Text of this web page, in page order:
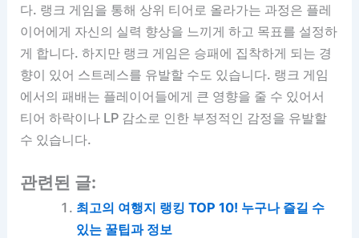
다. 랭크 게임을 통해 상위 티어로 올라가는 과정은 플레
이어에게 자신의 실력 향상을 느끼게 하고 목표를 설정하
게 합니다. 하지만 랭크 게임은 승패에 집착하게 되는 경
향이 있어 스트레스를 유발할 수도 있습니다. 랭크 게임
에서의 패배는 플레이어들에게 큰 영향을 줄 수 있어서
티어 하락이나 LP 감소로 인한 부정적인 감정을 유발할
수 있습니다.
관련된 글:
최고의 여행지 랭킹 TOP 10! 누구나 즐길 수
있는 꿀팁과 정보